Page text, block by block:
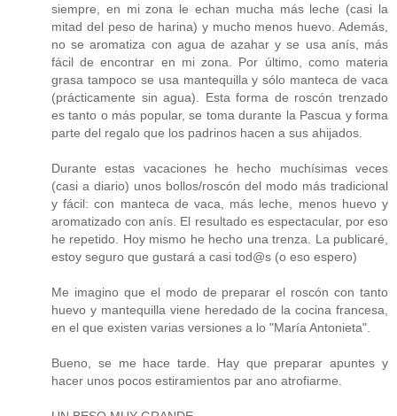
siempre, en mi zona le echan mucha más leche (casi la
mitad del peso de harina) y mucho menos huevo. Además,
no se aromatiza con agua de azahar y se usa anís, más
fácil de encontrar en mi zona. Por último, como materia
grasa tampoco se usa mantequilla y sólo manteca de vaca
(prácticamente sin agua). Esta forma de roscón trenzado
es tanto o más popular, se toma durante la Pascua y forma
parte del regalo que los padrinos hacen a sus ahijados.
Durante estas vacaciones he hecho muchísimas veces
(casi a diario) unos bollos/roscón del modo más tradicional
y fácil: con manteca de vaca, más leche, menos huevo y
aromatizado con anís. El resultado es espectacular, por eso
he repetido. Hoy mismo he hecho una trenza. La publicaré,
estoy seguro que gustará a casi tod@s (o eso espero)
Me imagino que el modo de preparar el roscón con tanto
huevo y mantequilla viene heredado de la cocina francesa,
en el que existen varias versiones a lo "María Antonieta".
Bueno, se me hace tarde. Hay que preparar apuntes y
hacer unos pocos estiramientos par ano atrofiarme.